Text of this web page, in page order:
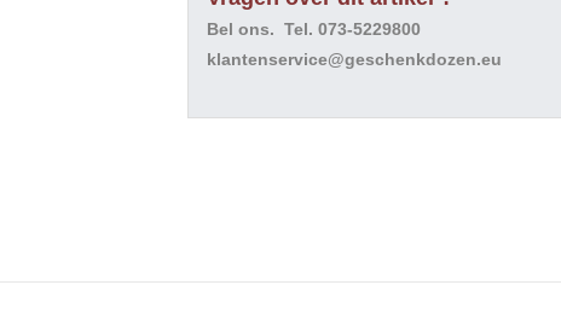
Bel ons. Tel. 073-5229800
klantenservice@geschenkdozen.eu